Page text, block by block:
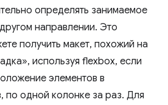
определять занимаемое
направлении. Это
получить макет, похожий на
используя flexbox, если
элементов в
по одной колонке за раз. Для